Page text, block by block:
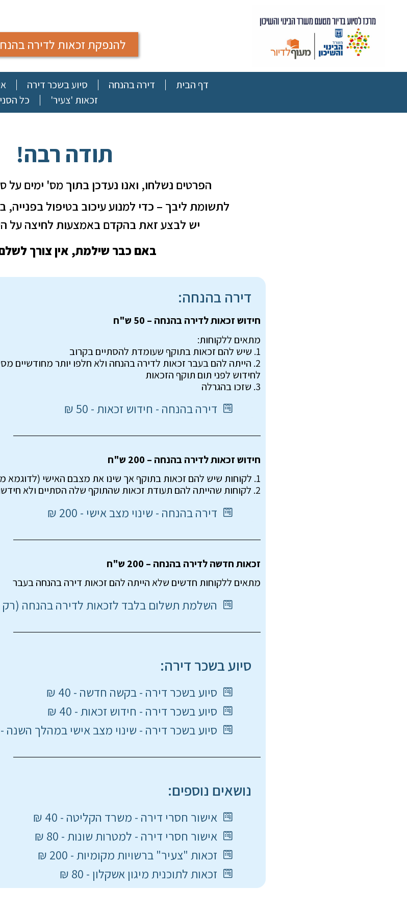
להנפקת זכאות לדירה
דף הבית דירה בהנחה סיוע בשכר דירה
זכאות 'צעיר'
כל
תודה רבה!
הפרטים נשלחו, ואנו נעדכן בתוך מס' ימים על
לתשומת ליבך – כדי למנוע עיכוב בטיפול
יש לבצע זאת בהקדם באמצעות לחיצה על
באם כבר שילמת, אין צורך
דירה בהנחה:
חידוש זכאות לדירה בהנחה – 50 ש"ח
מתאים ללקוחות:
1. שיש להם זכאות בתוקף שעומדת להסתיים בקרוב
2. הייתה להם בעבר זכאות לדירה בהנחה ולא חלפו יותר מחודשיים
לחידוש לפני תום תוקף הזכאות
3. שזכו בהגרלה
דירה בהנחה - חידוש זכאות - 50 ₪
חידוש זכאות לדירה בהנחה – 200 ש"ח
1. לקוחות שיש להם זכאות בתוקף אך שינו את מצבם האישי (לדוגמא מיחיד לנשוי, או מנשוי לגרוש וכו')
2. לקוחות שהייתה להם תעודת זכאות שהתוקף שלה הסתיים ולא חידשו הצהרות טרם סיום תוקף הזכאות
דירה בהנחה - שינוי מצב אישי - 200 ₪
זכאות חדשה לדירה בהנחה – 200 ש"ח
מתאים ללקוחות חדשים שלא הייתה להם זכאות דירה בהנחה בעבר
השלמת תשלום בלבד לזכאות לדירה בהנחה (רק
סיוע בשכר דירה:
סיוע בשכר דירה - בקשה חדשה - 40 ₪
סיוע בשכר דירה - חידוש זכאות - 40 ₪
סיוע בשכר דירה - שינוי מצב אישי במהלך השנה - 40 ₪
נושאים נוספים:
אישור חסרי דירה - משרד הקליטה - 40 ₪
אישור חסרי דירה - למטרות שונות - 80 ₪
זכאות "צעיר" ברשויות מקומיות - 200 ₪
זכאות לתוכנית מיגון אשקלון - 80 ₪